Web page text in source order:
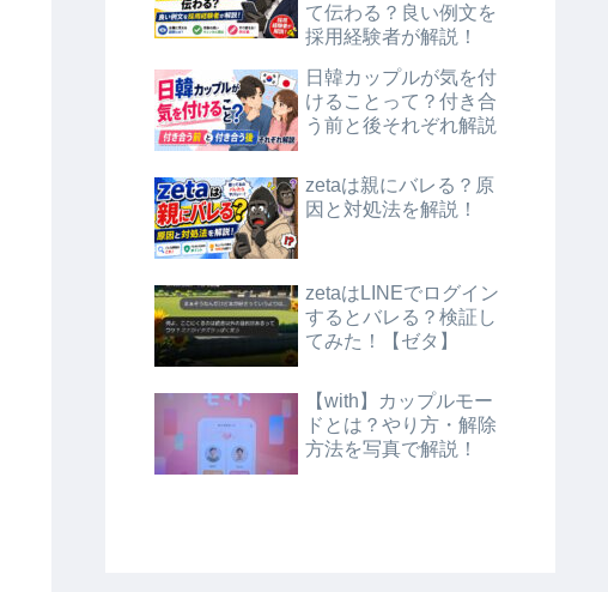
て伝わる？良い例文を
採用経験者が解説！
日韓カップルが気を付
けることって？付き合
う前と後それぞれ解説
zetaは親にバレる？原
因と対処法を解説！
zetaはLINEでログイン
するとバレる？検証し
てみた！【ゼタ】
【with】カップルモー
ドとは？やり方・解除
方法を写真で解説！